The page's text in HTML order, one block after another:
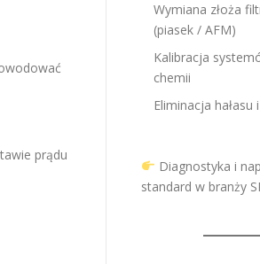
prądu
Wymiana złoża
(piasek / AFM)
Kalibracja
chemii
Eliminacja
Diagnostyka i
standard w branży